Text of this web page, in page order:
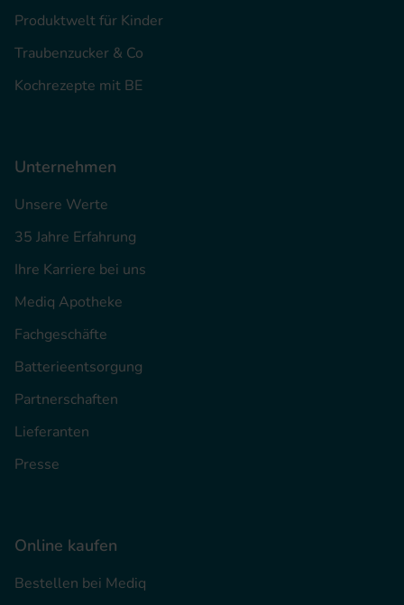
Produktwelt für Kinder
Traubenzucker & Co
Kochrezepte mit BE
Unternehmen
Unsere Werte
35 Jahre Erfahrung
Ihre Karriere bei uns
Mediq Apotheke
Fachgeschäfte
Batterieentsorgung
Partnerschaften
Lieferanten
Presse
Online kaufen
Bestellen bei Mediq